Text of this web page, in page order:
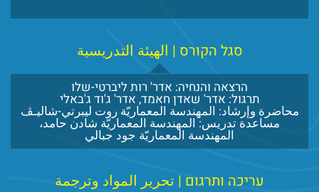
סגל הקורס | الهيئة التدريسية
הרצאה והנחיה: אדר' רות ליברטי-שלו
תרגול: אדר' שאדן חאמד, אדר' ג'וד ג'באלי
محاضرة وإرشاد: المهندسة المعماريّة روت ليبرتي-شاليـڤ
مساعدة تدريس: المهندسة المعماريّة شادن حامد،
المهندسة المعماريّة جود جبالي
עריכה ותרגום | تحرير المواد وترجمة